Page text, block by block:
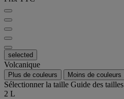
selected
Volcanique
Plus de couleurs Moins de couleurs
Sélectionner la taille Guide des tailles
2 L